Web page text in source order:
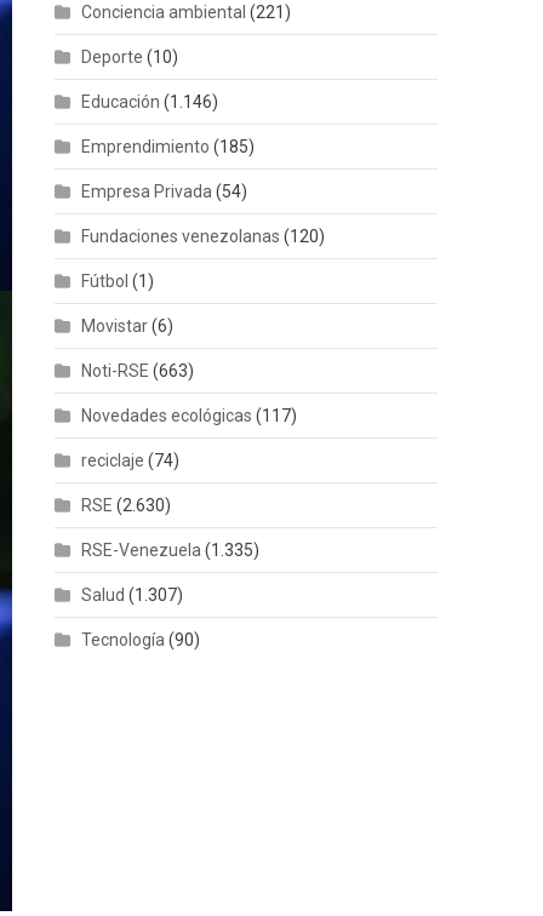
Conciencia ambiental (221)
Deporte (10)
Educación (1.146)
Emprendimiento (185)
Empresa Privada (54)
Fundaciones venezolanas (120)
Fútbol (1)
Movistar(6)
Noti-RSE (663)
Novedades ecológicas (117)
reciclaje (74)
RSE (2.630)
RSE-Venezuela (1.335)
Salud (1.307)
Tecnología (90)